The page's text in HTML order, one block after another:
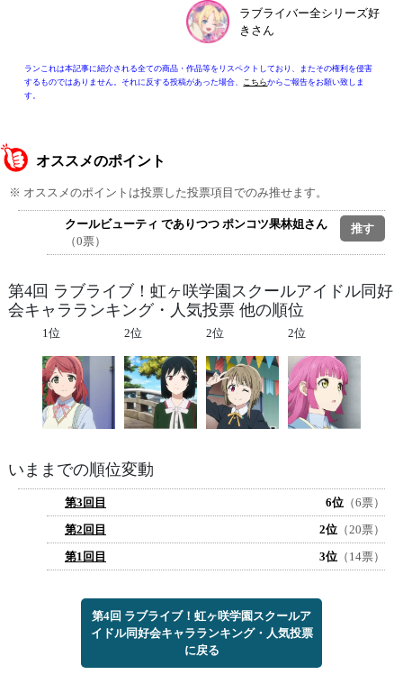
ラブライバー全シリーズ好
きさん
ランこれは本記事に紹介される全ての商品・作品等をリスペクトしており、またその権利を侵害
するものではありません。それに反する投稿があった場合、
こちらからご報告をお願い致しま
す。
オススメのポイント
※ オススメのポイントは投票した投票項目でのみ推せます。
クールビューティ でありつつ ポンコツ果林姐さん
（0票）
第4回 ラブライブ！虹ヶ咲学園スクールアイドル同好
会キャラランキング・人気投票 他の順位
1位 2位 2位 2位
いままでの順位変動
第3回目 6位 （6票）
第2回目
2位 （20票）
第1回目
3位 （14票）
第4回 ラブライブ！虹ヶ咲学園スクールア
イドル同好会キャラランキング・人気投票
に戻る